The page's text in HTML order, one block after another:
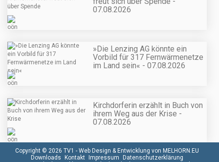
07.08.2026
»Die Lenzing AG könnte ein
Vorbild für 317 Fernwärmenetze
im Land sein« - 07.08.2026
Kirchdorferin erzählt in Buch von
ihrem Weg aus der Krise -
07.08.2026
Copyright © 2026 TV1 - Web Design & Entwicklung von MELHORN.EU
Downloads Kontakt Impressum Datenschutzerklärung